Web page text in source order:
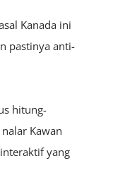
Kanada ini
pastinya anti-
hitung-
Kawan
yang